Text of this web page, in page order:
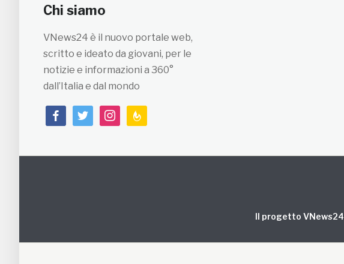
Chi siamo
VNews24 è il nuovo portale web,
scritto e ideato da giovani, per le
notizie e informazioni a 360°
dall’Italia e dal mondo
facebooktwitterinstagramfeedburner
Il progetto VNews24